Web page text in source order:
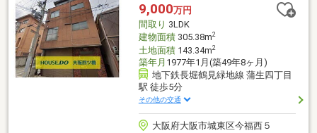
9,000万円
間取り 3LDK
建物面積305.38m2
土地面積143.34m2
築年月 1977年1月(築49年8ヶ月)
地下鉄長堀鶴見緑地線 蒲生四丁目
駅 徒歩5分
その他の交通
大阪府大阪市城東区今福西５